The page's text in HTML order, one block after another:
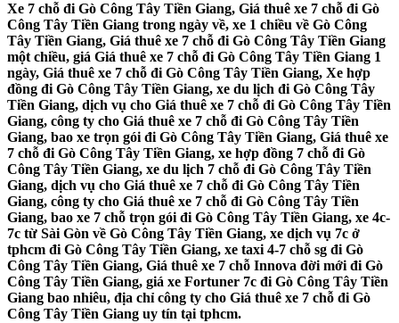
Xe 7 chỗ đi Gò Công Tây Tiền Giang, Giá thuê xe 7 chỗ đi Gò
Công Tây Tiền Giang trong ngày về, xe 1 chiều về Gò Công
Tây Tiền Giang, Giá thuê xe 7 chỗ đi Gò Công Tây Tiền Giang
một chiều, giá Giá thuê xe 7 chỗ đi Gò Công Tây Tiền Giang 1
ngày, Giá thuê xe 7 chỗ đi Gò Công Tây Tiền Giang, Xe hợp
đồng đi Gò Công Tây Tiền Giang, xe du lịch đi Gò Công Tây
Tiền Giang, dịch vụ cho Giá thuê xe 7 chỗ đi Gò Công Tây Tiền
Giang, công ty cho Giá thuê xe 7 chỗ đi Gò Công Tây Tiền
Giang, bao xe trọn gói đi Gò Công Tây Tiền Giang, Giá thuê xe
7 chỗ đi Gò Công Tây Tiền Giang, xe hợp đồng 7 chỗ đi Gò
Công Tây Tiền Giang, xe du lịch 7 chỗ đi Gò Công Tây Tiền
Giang, dịch vụ cho Giá thuê xe 7 chỗ đi Gò Công Tây Tiền
Giang, công ty cho Giá thuê xe 7 chỗ đi Gò Công Tây Tiền
Giang, bao xe 7 chỗ trọn gói đi Gò Công Tây Tiền Giang, xe 4c-
7c từ Sài Gòn về Gò Công Tây Tiền Giang, xe dịch vụ 7c ở
tphcm đi Gò Công Tây Tiền Giang, xe taxi 4-7 chỗ sg đi Gò
Công Tây Tiền Giang, Giá thuê xe 7 chỗ Innova đời mới đi Gò
Công Tây Tiền Giang, giá xe Fortuner 7c đi Gò Công Tây Tiền
Giang bao nhiêu, địa chỉ công ty cho Giá thuê xe 7 chỗ đi Gò
Công Tây Tiền Giang uy tín tại tphcm.